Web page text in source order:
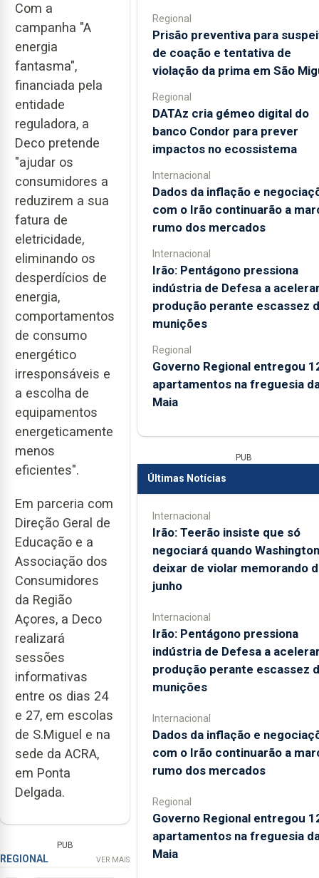
Com a
campanha "A
energia
fantasma",
financiada pela
entidade
reguladora, a
Deco pretende
"ajudar os
consumidores a
reduzirem a sua
fatura de
eletricidade,
eliminando os
desperdícios de
energia,
comportamentos
de consumo
energético
irresponsáveis e
a escolha de
equipamentos
energeticamente
menos
eficientes".
Em parceria com
Direção Geral de
Educação e a
Associação dos
Consumidores
da Região
Açores, a Deco
realizará
sessões
informativas
entre os dias 24
e 27, em escolas
de S.Miguel e na
sede da ACRA,
em Ponta
Delgada.
PUB
REGIONAL VER MAIS
Regional
Prisão preventiva para
de coação e tentativa de
violação da prima em São
Regional
DATAz cria gémeo digital do
banco Condor para prever
impactos no ecossistema
Internacional
Dados da inflação e
com o Irão continuarão a
rumo dos mercados
Internacional
Irão: Pentágono pressiona
indústria de Defesa a
produção perante escassez
munições
Regional
Governo Regional entregou
apartamentos na freguesia
Maia
PUB
Últimas Notícias
Internacional
Irão: Teerão insiste que só
negociará quando Washington
deixar de violar memorando
junho
Internacional
Irão: Pentágono pressiona
indústria de Defesa a
produção perante escassez
munições
Internacional
Dados da inflação e
com o Irão continuarão a
rumo dos mercados
Regional
Governo Regional entregou
apartamentos na freguesia
Maia